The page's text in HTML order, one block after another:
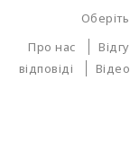
Про нас
відповіді
Відео